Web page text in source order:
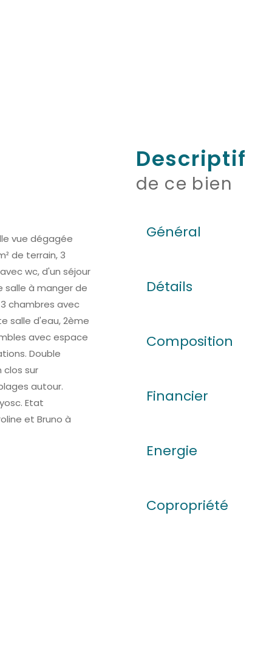
vue dégagée
de terrain, 3
wc, d'un séjour
salle à manger de
chambres avec
salle d'eau, 2ème
avec espace
Double
sur
autour.
Etat
et Bruno à
descriptif
de ce bien
Général
Détails
Composition
Financier
Energie
Copropriété